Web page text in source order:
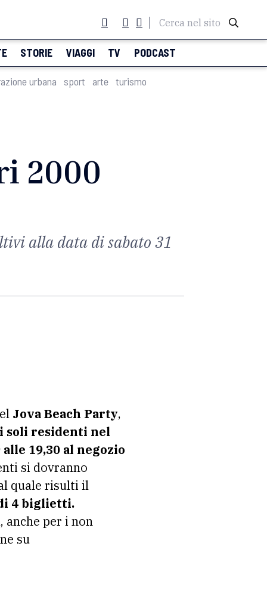
Cerca nel sito
STORIE VIAGGI TV PODCAST
urbana sport arte turismo
2000
alla data di sabato 31
Jova Beach Party,
soli residenti nel
19,30 al negozio
si dovranno
quale risulti il
4 biglietti.
per i non
su